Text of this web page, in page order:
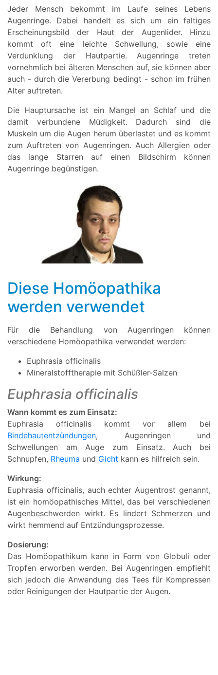
Jeder Mensch bekommt im Laufe seines Lebens
Augenringe. Dabei handelt es sich um ein faltiges
Erscheinungsbild der Haut der Augenlider. Hinzu
kommt oft eine leichte Schwellung, sowie eine
Verdunklung der Hautpartie. Augenringe treten
vornehmlich bei älteren Menschen auf, sie können aber
auch - durch die Vererbung bedingt - schon im frühen
Alter auftreten.
Die Hauptursache ist ein Mangel an Schlaf und die
damit verbundene Müdigkeit. Dadurch sind die
Muskeln um die Augen herum überlastet und es kommt
zum Auftreten von Augenringen. Auch Allergien oder
das lange Starren auf einen Bildschirm können
Augenringe begünstigen.
Diese Homöopathika
werden verwendet
Für die Behandlung von Augenringen können
verschiedene Homöopathika verwendet werden:
Euphrasia officinalis
Mineralstofftherapie mit Schüßler-Salzen
Euphrasia officinalis
Wann kommt es zum Einsatz:
Euphrasia officinalis kommt vor allem bei
Bindehautentzündungen, Augenringen und
Schwellungen am Auge zum Einsatz. Auch bei
Schnupfen, Rheuma und Gicht kann es hilfreich sein.
Wirkung:
Euphrasia officinalis, auch echter Augentrost genannt,
ist ein homöopathisches Mittel, das bei verschiedenen
Augenbeschwerden wirkt. Es lindert Schmerzen und
wirkt hemmend auf Entzündungsprozesse.
Dosierung:
Das Homöopathikum kann in Form von Globuli oder
Tropfen erworben werden. Bei Augenringen empfiehlt
sich jedoch die Anwendung des Tees für Kompressen
oder Reinigungen der Hautpartie der Augen.